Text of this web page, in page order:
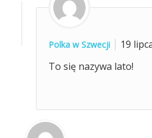
Polka w Szwecji
19
To się nazywa lato!